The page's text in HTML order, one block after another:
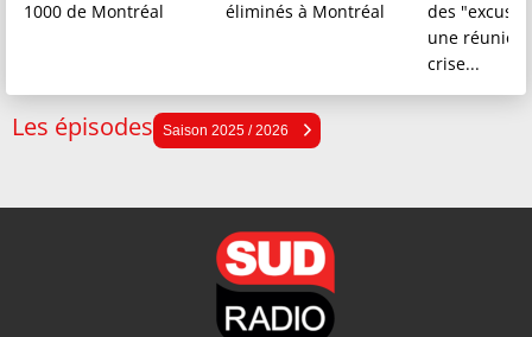
1000 de Montréal
éliminés à Montréal
des
une réunion
crise...
Les épisodes Saison 2025 / 2026
Saison 2023 / 2024